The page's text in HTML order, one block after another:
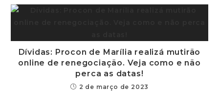
Dívidas: Procon de Marília realizá mutirão
online de renegociação. Veja como e não
perca as datas!
2 de março de 2023